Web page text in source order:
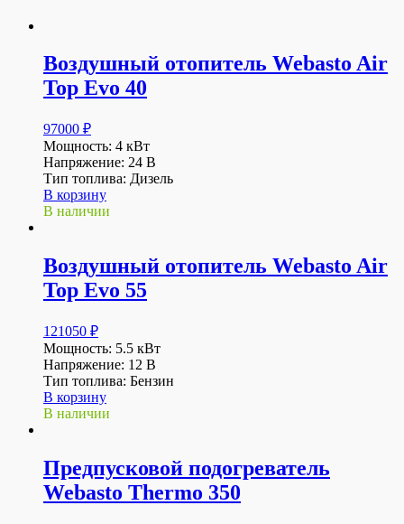
Воздушный отопитель Webasto Air
Top Evo 40
97000 ₽
Мощность: 4 кВт
Напряжение: 24 В
Тип топлива: Дизель
В корзину
В наличии
Воздушный отопитель Webasto Air
Top Evo 55
121050 ₽
Мощность: 5.5 кВт
Напряжение: 12 В
Тип топлива: Бензин
В корзину
В наличии
Предпусковой подогреватель
Webasto Thermo 350